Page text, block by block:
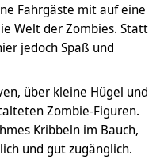
Fahrgäste mit auf eine
Welt der Zombies. Statt
jedoch Spaß und
über kleine Hügel und
Zombie-Figuren.
Kribbeln im Bauch,
und gut zugänglich.